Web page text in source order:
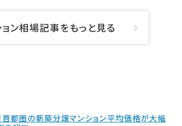
ン相場記事をもっと見る
首都圏の新築分譲マンション平均価格が大幅